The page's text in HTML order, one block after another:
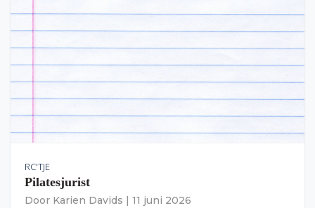
RC'TJE
Pilatesjurist
Door Karien Davids 11 juni 2026